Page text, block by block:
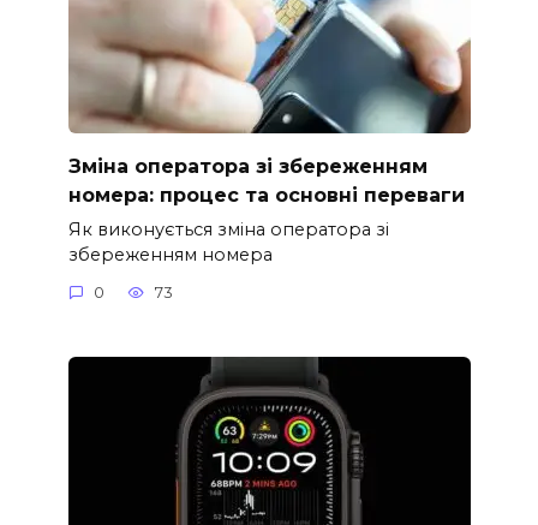
Зміна оператора зі збереженням
номера: процес та основні переваги
Як виконується зміна оператора зі
збереженням номера
0 73